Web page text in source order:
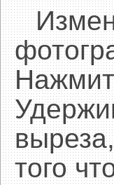
того